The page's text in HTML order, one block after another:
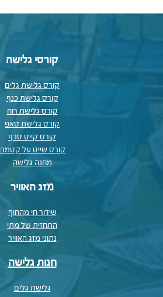
קורסי גלישה
קורס גלישת גלים
קורס גלישת כנף
קורס גלישת רוח
קורס גלישת סאפ
קורס קייט סרף
קורס שייט על קטמרן
מחנה גלישה
מזג האוויר
שידור חי מהחוף
התחזית של מתי
נתוני מזג האוויר
חנות גלישה
גלישת גלים